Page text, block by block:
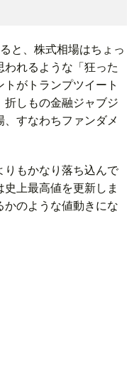
と、株式相場はちょっ
れるような「狂った
がトランプツイート
しもの金融ジャブジ
すなわちファンダメ
もかなり落ち込んで
上最高値を更新しま
かのような値動きにな